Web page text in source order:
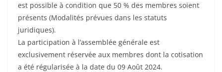
est possible à condition que 50 % des membres soient
présents (Modalités prévues dans les statuts
juridiques).
La participation à l’assemblée générale est
exclusivement réservée aux membres dont la cotisation
a été régularisée à la date du 09 Août 2024.